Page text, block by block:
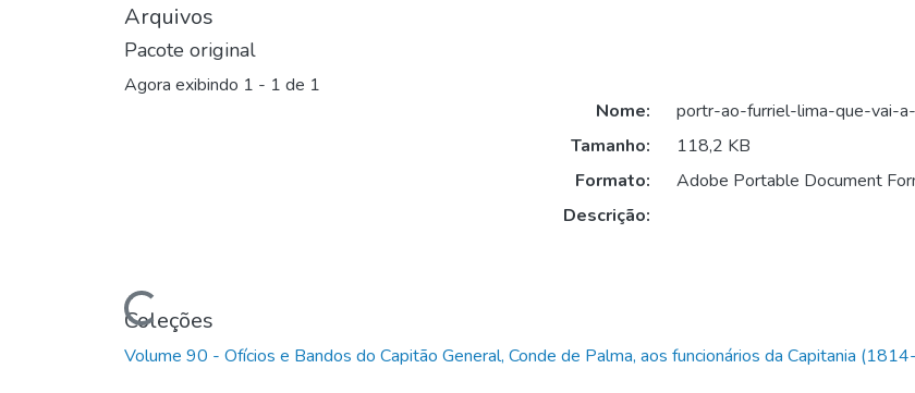
Arquivos
Pacote original
Agora exibindo 1 - 1 de 1
Carregando...
Nome:
portr-ao-furriel-lima-que-vai-
Tamanho:
118,2 KB
Formato:
Adobe Portable Document
Descrição:
Coleções
Volume 90 - Ofícios e Bandos do Capitão General, Conde de Palma, aos funcionários da Capitania